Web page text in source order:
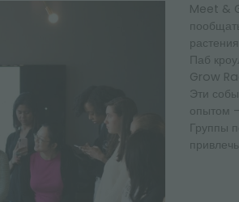
Meet &
Паб
Grow
Эти
опытом
Группы